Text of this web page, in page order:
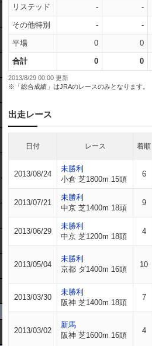
リステッド - -
その他特別 - -
平場 0 0
合計 0 0
2013/8/29 00:00 更新
※「総合成績」はJRAのレースのみとなります。
出走レース
日付 レース 着順
2013/08/24
未勝利
小倉 芝1800m 15頭
6
2013/07/21
未勝利
中京 芝1400m 18頭
9
2013/06/29
未勝利
中京 芝1200m 18頭
4
2013/05/04
未勝利
京都 ダ1400m 16頭
10
2013/03/30
未勝利
阪神 芝1400m 18頭
7
2013/03/02
新馬
阪神 芝1600m 16頭
4